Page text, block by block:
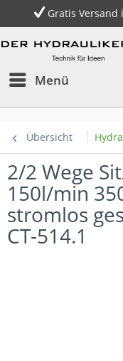
Gratis
Menü
Übersicht
2/2 Wege
150l/min
stromlos
CT-514.1